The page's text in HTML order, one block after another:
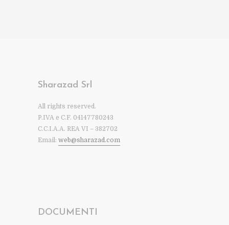
Sharazad Srl
All rights reserved.
P.IVA e C.F. 04147780243
C.C.I.A.A. REA VI – 382702
Email: web@sharazad.com
DOCUMENTI